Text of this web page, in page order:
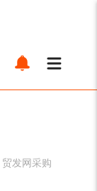
贸发网采购